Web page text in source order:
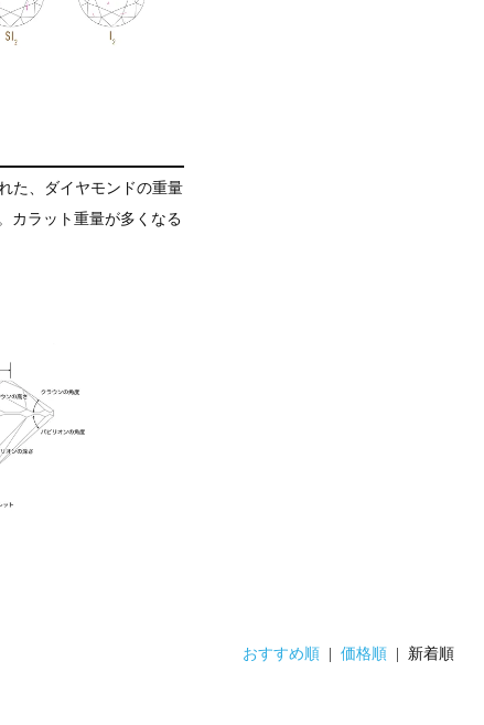
た、ダイヤモンドの重量
カラット重量が多くなる
おすすめ順 |価格順 | 新着順